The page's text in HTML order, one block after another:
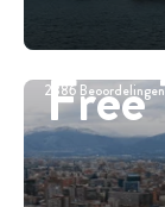
Free
2886 Beoordelingen